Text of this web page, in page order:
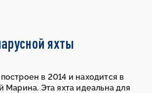
яхты
в 2014 и находится в
Марина. Эта яхта идеальна для